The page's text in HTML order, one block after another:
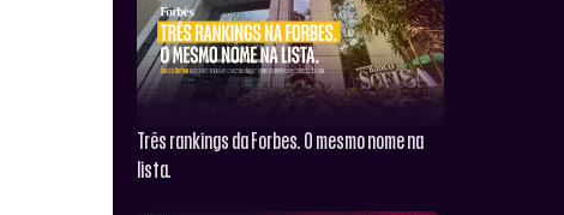
Três rankings da Forbes. O mesmo nome na
lista.